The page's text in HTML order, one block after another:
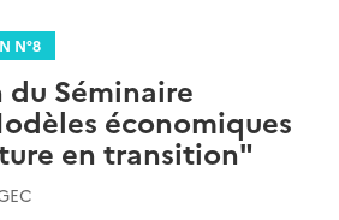
N°8
Séminaire
économiques
en transition"